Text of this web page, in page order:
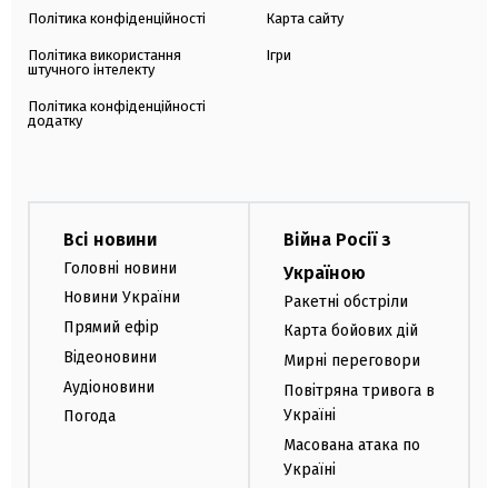
Політика конфіденційності
Політика використання
штучного інтелекту
Політика конфіденційності
додатку
Карта сайту
Ігри
Всі новини
Головні новини
Новини України
Прямий ефір
Відеоновини
Аудіоновини
Погода
Війна Росії з
Україною
Ракетні обстріли
Карта бойових дій
Мирні переговори
Повітряна тривога в
Україні
Масована атака по
Україні